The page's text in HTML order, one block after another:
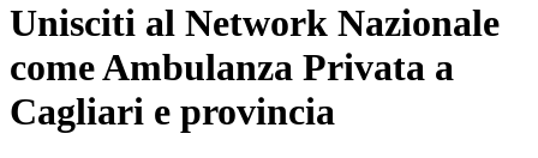
Unisciti al Network Nazionale
come Ambulanza Privata a
Cagliari e provincia